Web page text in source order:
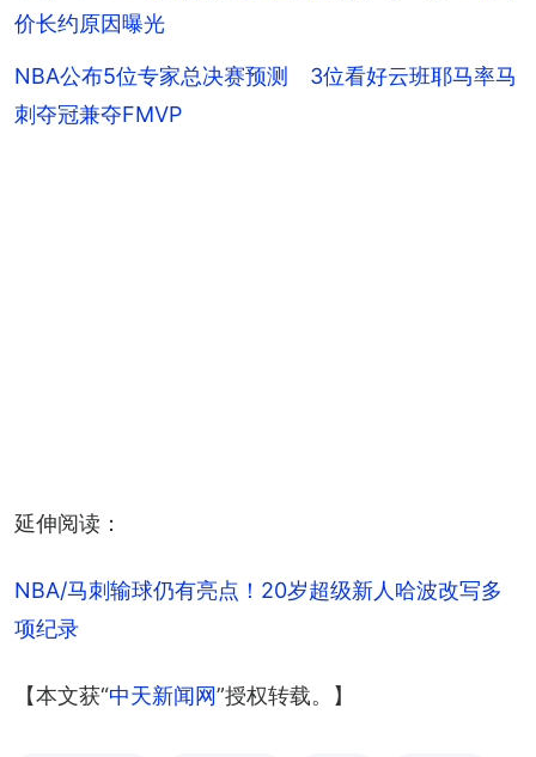
价长约原因曝光
NBA公布5位专家总决赛预测 3位看好云班耶马率马
刺夺冠兼夺FMVP
延伸阅读：
NBA/马刺输球仍有亮点！20岁超级新人哈波改写多
项纪录
【本文获“中天新闻网”授权转载。】